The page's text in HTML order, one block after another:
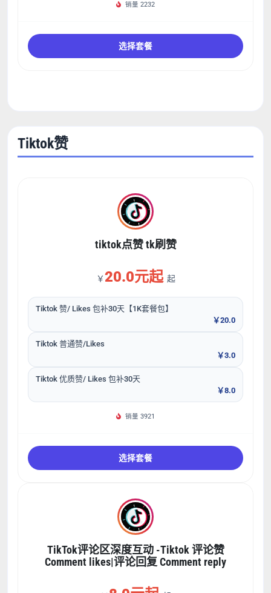
销量 2232
选择套餐
Tiktok赞
tiktok点赞 tk刷赞
￥20.0元起 起
Tiktok 赞/ Likes 包补30天【1K套餐包】
￥20.0
Tiktok 普通赞/Likes
￥3.0
Tiktok 优质赞/ Likes 包补30天
￥8.0
销量 3921
选择套餐
TikTok评论区深度互动 -Tiktok 评论赞
Comment likes|评论回复 Comment reply